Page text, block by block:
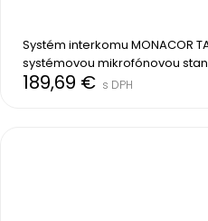
Systém interkomu MONACOR
systémovou mikrofónovou
189,69 € s DPH